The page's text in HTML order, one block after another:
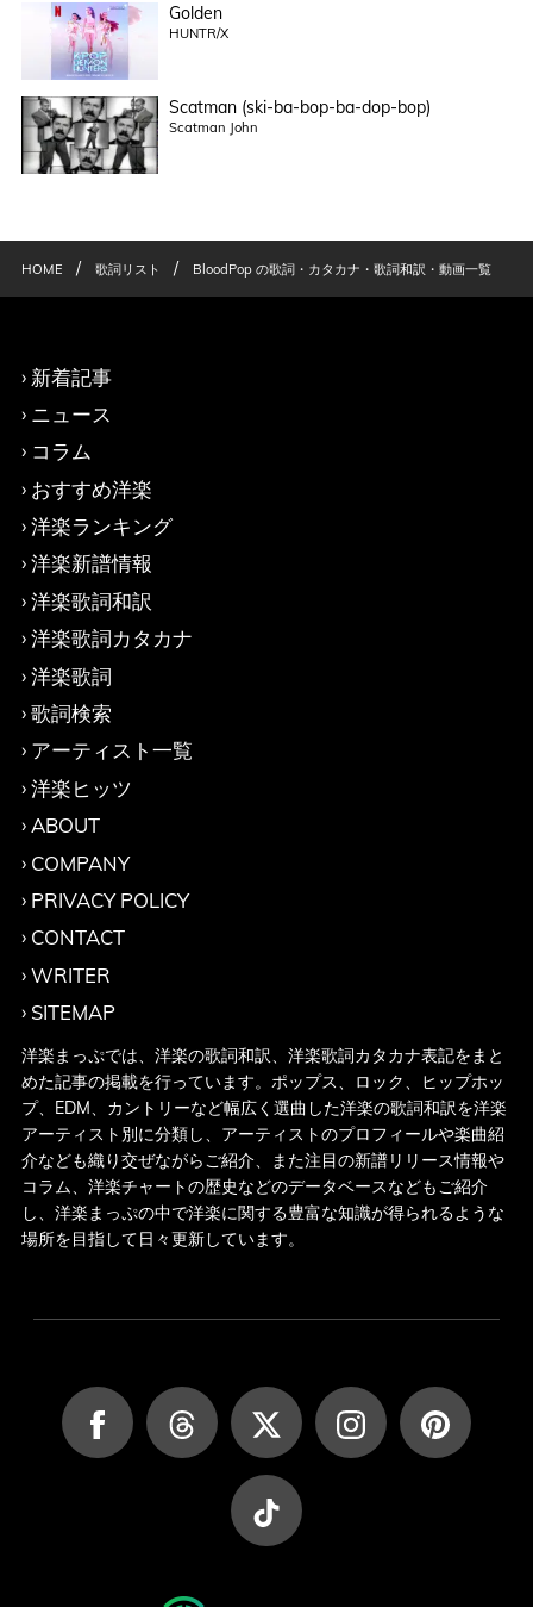
Golden
HUNTR/X
Scatman (ski-ba-bop-ba-dop-bop)
Scatman John
HOME / 歌詞リスト / BloodPop の歌詞・カタカナ・歌詞和訳・動画一覧
新着記事
ニュース
コラム
おすすめ洋楽
洋楽ランキング
洋楽新譜情報
洋楽歌詞和訳
洋楽歌詞カタカナ
洋楽歌詞
歌詞検索
アーティスト一覧
洋楽ヒッツ
ABOUT
COMPANY
PRIVACY POLICY
CONTACT
WRITER
SITEMAP
洋楽まっぷでは、洋楽の歌詞和訳、洋楽歌詞カタカナ表記をまと
めた記事の掲載を行っています。ポップス、ロック、ヒップホッ
プ、EDM、カントリーなど幅広く選曲した洋楽の歌詞和訳を洋楽
アーティスト別に分類し、アーティストのプロフィールや楽曲紹
介なども織り交ぜながらご紹介、また注目の新譜リリース情報や
コラム、洋楽チャートの歴史などのデータベースなどもご紹介
し、洋楽まっぷの中で洋楽に関する豊富な知識が得られるような
場所を目指して日々更新しています。